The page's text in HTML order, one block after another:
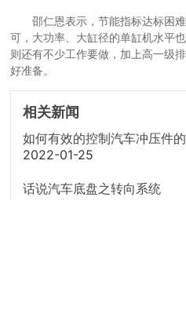
邵仁恩表示，节能指标达标困难
可，大功率、大缸径的单缸机水平
则还有不少工作要做，加上高一级
好准备。
相关新闻
如何有效的控制汽车冲压件
2022-01-25
话说汽车底盘之转向系统